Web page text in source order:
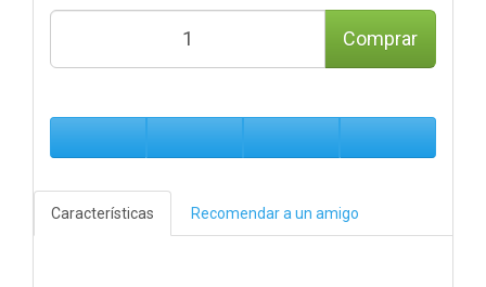
Comprar
Características Recomendar a un amigo